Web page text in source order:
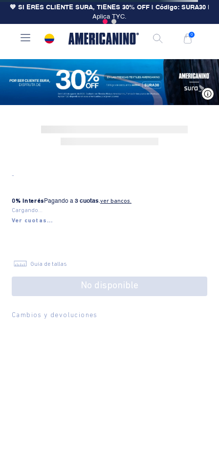
💙 SI ERES CLIENTE SURA, TIENES 30% OFF | Código: SURA30
Aplica TYC.
0
-
0% Interés Pagando a 3 cuotas.ver bancos.
Cargando...
Ver cuotas...
Guía de tallas
No disponible
Cambios y devoluciones